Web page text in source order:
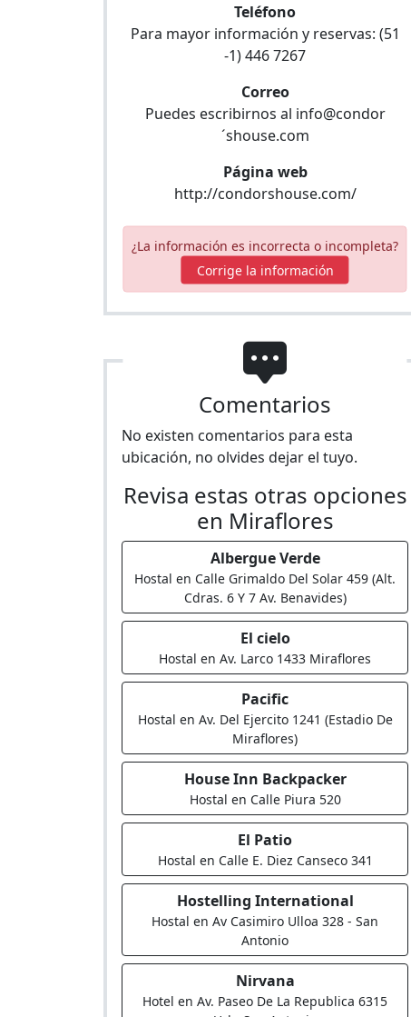
Teléfono
Para mayor información y reservas: (51
-1) 446 7267
Correo
Puedes escribirnos al info@condor
´shouse.com
Página web
http://condorshouse.com/
¿La información es incorrecta o incompleta?
Corrige la información
Comentarios
No existen comentarios para esta
ubicación, no olvides dejar el tuyo.
Revisa estas otras opciones
en Miraflores
Albergue Verde
Hostal en Calle Grimaldo Del Solar 459 (Alt.
Cdras. 6 Y 7 Av. Benavides)
El cielo
Hostal en Av. Larco 1433 Miraflores
Pacific
Hostal en Av. Del Ejercito 1241 (Estadio De
Miraflores)
House Inn Backpacker
Hostal en Calle Piura 520
El Patio
Hostal en Calle E. Diez Canseco 341
Hostelling International
Hostal en Av Casimiro Ulloa 328 - San
Antonio
Nirvana
Hotel en Av. Paseo De La Republica 6315